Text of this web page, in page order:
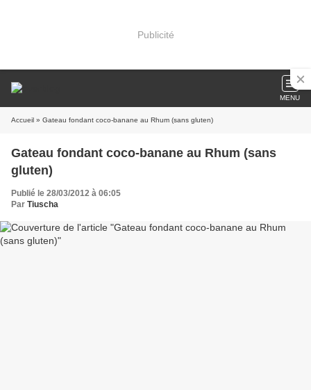
Publicité
MENU
Accueil » Gateau fondant coco-banane au Rhum (sans gluten)
Gateau fondant coco-banane au Rhum (sans
gluten)
Publié le 28/03/2012 à 06:05
Par Tiuscha